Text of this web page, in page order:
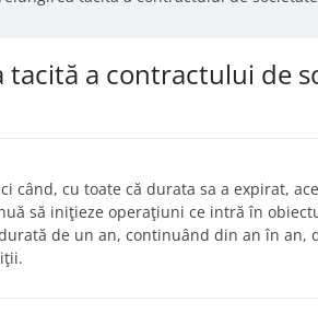
tacită a contractului de
când, cu toate că durata sa a expirat,
să iniţieze operaţiuni ce intră în
de un an, continuând din an în an,